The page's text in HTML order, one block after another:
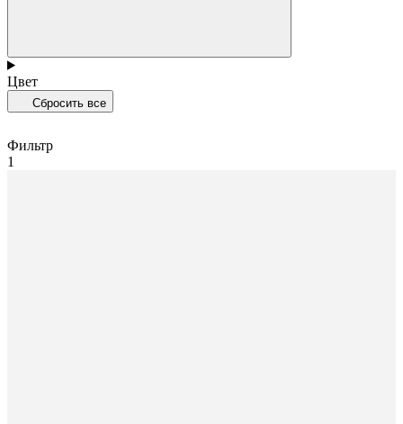
Цвет
Сбросить все
Фильтр
1